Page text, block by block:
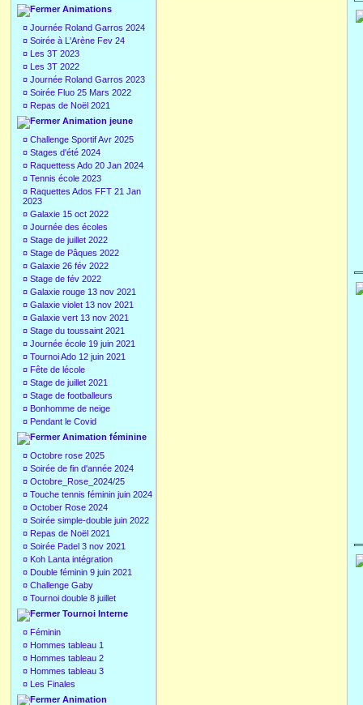
Animations
¤ Journée Roland Garros 2024
¤ Soirée à L'Arène Fev 24
¤ Les 3T 2023
¤ Les 3T 2022
¤ Journée Roland Garros 2023
¤ Soirée Fluo 25 Mars 2022
¤ Repas de Noël 2021
Animation jeune
¤ Challenge Sportif Avr 2025
¤ Stages d'été 2024
¤ Raquettess Ado 20 Jan 2024
¤ Tennis école 2023
¤ Raquettes Ados FFT 21 Jan
2023
¤ Galaxie 15 oct 2022
¤ Journée des écoles
¤ Stage de juillet 2022
¤ Stage de Pâques 2022
¤ Galaxie 26 fév 2022
¤ Stage de fév 2022
¤ Galaxie rouge 13 nov 2021
¤ Galaxie violet 13 nov 2021
¤ Galaxie vert 13 nov 2021
¤ Stage du toussaint 2021
¤ Journée école 19 juin 2021
¤ Tournoi Ado 12 juin 2021
¤ Fête de lécole
¤ Stage de juillet 2021
¤ Stage de footballeurs
¤ Bonhomme de neige
¤ Pendant le Covid
Animation féminine
¤ Octobre rose 2025
¤ Soirée de fin d'année 2024
¤ Octobre_Rose_2024/25
¤ Touche tennis féminin juin 2024
¤ October Rose 2024
¤ Soirée simple-double juin 2022
¤ Repas de Noël 2021
¤ Soirée Padel 3 nov 2021
¤ Koh Lanta intégration
¤ Double féminin 9 juin 2021
¤ Challenge Gaby
¤ Tournoi double 8 juillet
Tournoi Interne
¤ Féminin
¤ Hommes tableau 1
¤ Hommes tableau 2
¤ Hommes tableau 3
¤ Les Finales
Animation